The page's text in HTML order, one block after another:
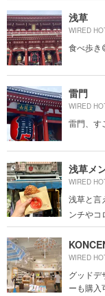
浅草
WIRED
食べ歩き
雷門
WIRED
雷門、す
浅草メ
WIRED
浅草と言
ンチやコ
WIRED
グッドデ
ーも購入